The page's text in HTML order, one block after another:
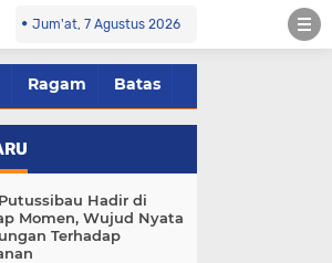
Jum'at, 7 Agustus 2026
Ragam Batas
Hadir di
Momen, Wujud Nyata
Terhadap